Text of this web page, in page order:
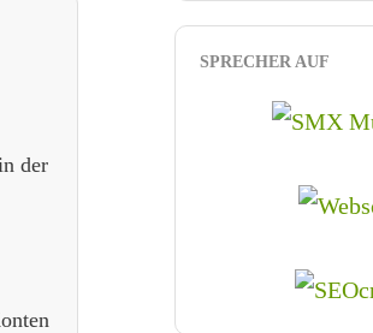
der
SPRECHER AUF